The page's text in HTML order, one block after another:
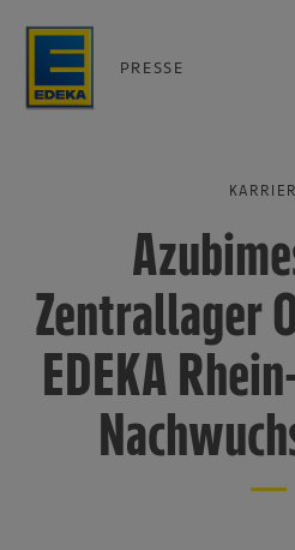
PRESSE
Zentrallager
EDEKA